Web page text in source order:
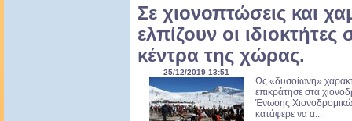
Σε χιονοπτώσεις και
ελπίζουν οι
κέντρα της χώρας.
25/12/2019 13:51
Ως «δυσοίωνη»
επικράτησε στα
Ένωσης
κατάφερε να α...